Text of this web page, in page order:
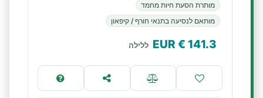
מותרת הסעת חיות מחמד
מותאם לנסיעה בתנאי חורף / קיפאון
141.3
€ EUR ללילה